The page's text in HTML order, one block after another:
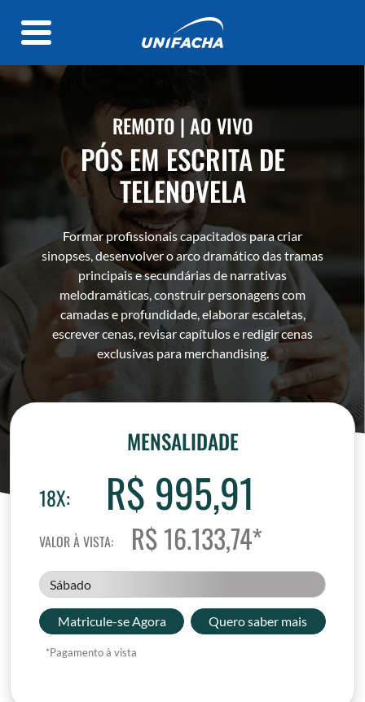
REMOTO | AO VIVO
PÓS EM ESCRITA DE
TELENOVELA
Formar profissionais capacitados para criar
sinopses, desenvolver o arco dramático das tramas
principais e secundárias de narrativas
melodramáticas, construir personagens com
camadas e profundidade, elaborar escaletas,
escrever cenas, revisar capítulos e redigir cenas
exclusivas para merchandising.
MENSALIDADE
18X: R$ 995,91
VALOR À VISTA: R$ 16.133,74*
Sábado
Matricule-se Agora Quero saber mais
*Pagamento à vista